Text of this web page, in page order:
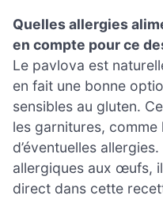
Quelles allergies
en compte pour ce
Le pavlova est
en fait une bonne
sensibles au gluten.
les garnitures,
d’éventuelles
allergiques aux œufs,
direct dans cette